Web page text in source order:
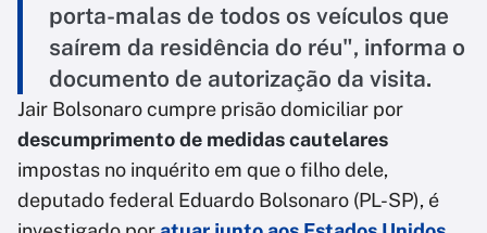
porta-malas de todos os veículos que
saírem da residência do réu", informa o
documento de autorização da visita.
Jair Bolsonaro cumpre prisão domiciliar por
descumprimento de medidas cautelares
impostas no inquérito em que o filho dele,
deputado federal Eduardo Bolsonaro (PL-SP), é